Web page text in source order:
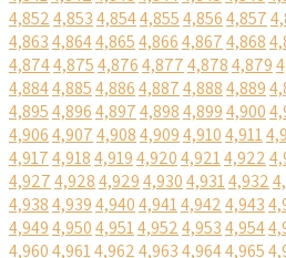
4,8524,8534,8544,8554,8564,857
4,8634,8644,8654,8664,8674,868
4,8744,8754,8764,8774,8784,879
4,8844,8854,8864,8874,8884,889
4,8954,8964,8974,8984,8994,900
4,9064,9074,9084,9094,9104,911
4,9174,9184,9194,9204,9214,922
4,9274,9284,9294,9304,9314,932
4,9384,9394,9404,9414,9424,943
4,9494,9504,9514,9524,9534,954
4,9604,9614,9624,9634,9644,965